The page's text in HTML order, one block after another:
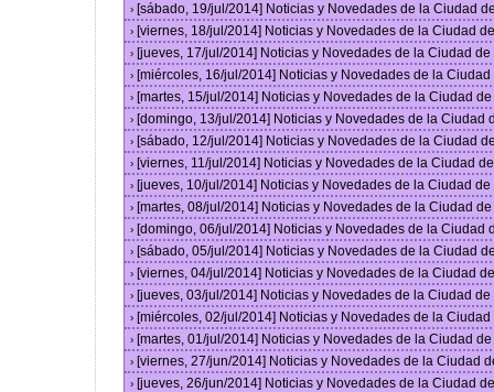
› [sábado, 19/jul/2014] Noticias y Novedades de la Ciudad
› [viernes, 18/jul/2014] Noticias y Novedades de la Ciudad
› [jueves, 17/jul/2014] Noticias y Novedades de la Ciudad
› [miércoles, 16/jul/2014] Noticias y Novedades de la
› [martes, 15/jul/2014] Noticias y Novedades de la Ciudad
› [domingo, 13/jul/2014] Noticias y Novedades de la Ciudad
› [sábado, 12/jul/2014] Noticias y Novedades de la Ciudad
› [viernes, 11/jul/2014] Noticias y Novedades de la Ciudad
› [jueves, 10/jul/2014] Noticias y Novedades de la Ciudad
› [martes, 08/jul/2014] Noticias y Novedades de la Ciudad
› [domingo, 06/jul/2014] Noticias y Novedades de la Ciudad
› [sábado, 05/jul/2014] Noticias y Novedades de la Ciudad
› [viernes, 04/jul/2014] Noticias y Novedades de la Ciudad
› [jueves, 03/jul/2014] Noticias y Novedades de la Ciudad
› [miércoles, 02/jul/2014] Noticias y Novedades de la
› [martes, 01/jul/2014] Noticias y Novedades de la Ciudad
› [viernes, 27/jun/2014] Noticias y Novedades de la Ciudad
› [jueves, 26/jun/2014] Noticias y Novedades de la Ciudad